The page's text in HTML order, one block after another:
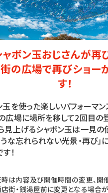
ボン玉おじさんが再
の広場で再びショー
す！
玉を使った楽しいパフォーマン
広場に場所を移して2回目の
見上げるシャボン玉は一見の
うな忘れられない光景・再び」
！
は内容及び開催時間の変更、開
街・銭湯屋前に変更となる場合